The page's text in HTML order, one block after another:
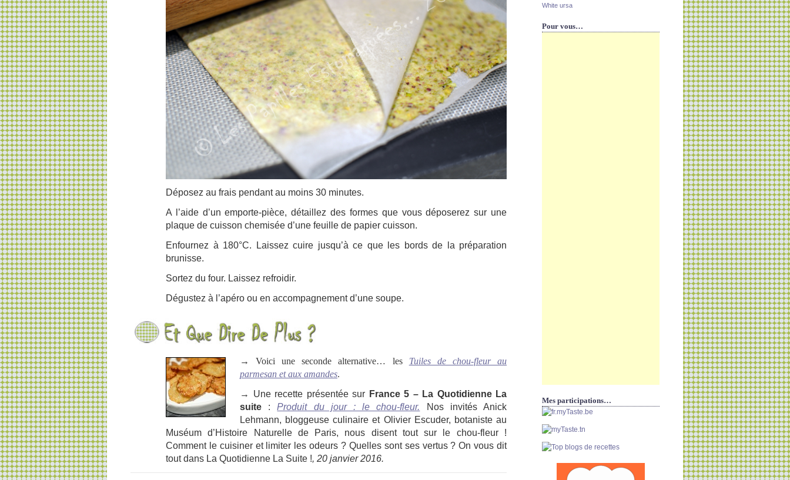
Déposez au frais pendant au moins 30 minutes.
A l’aide d’un emporte-pièce, détaillez des formes que vous déposerez sur une
plaque de cuisson chemisée d’une feuille de papier cuisson.
Enfournez à 180°C. Laissez cuire jusqu’à ce que les bords de la préparation
brunisse.
Sortez du four. Laissez refroidir.
Dégustez à l’apéro ou en accompagnement d’une soupe.
→ Voici une seconde alternative… les
Tuiles de chou-fleur au
parmesan et aux amandes.
→ Une recette présentée sur France 5 – La Quotidienne La
suite :Produit du jour : le chou-fleur. Nos invités Anick
Lehmann, bloggeuse culinaire et Olivier Escuder, botaniste au
Muséum d’Histoire Naturelle de Paris, nous disent tout sur le chou-fleur !
Comment le cuisiner et limiter les odeurs ? Quelles sont ses vertus ? On vous dit
tout dans La Quotidienne La Suite !, 20 janvier 2016.
White ursa
Pour vous…
Mes participations…